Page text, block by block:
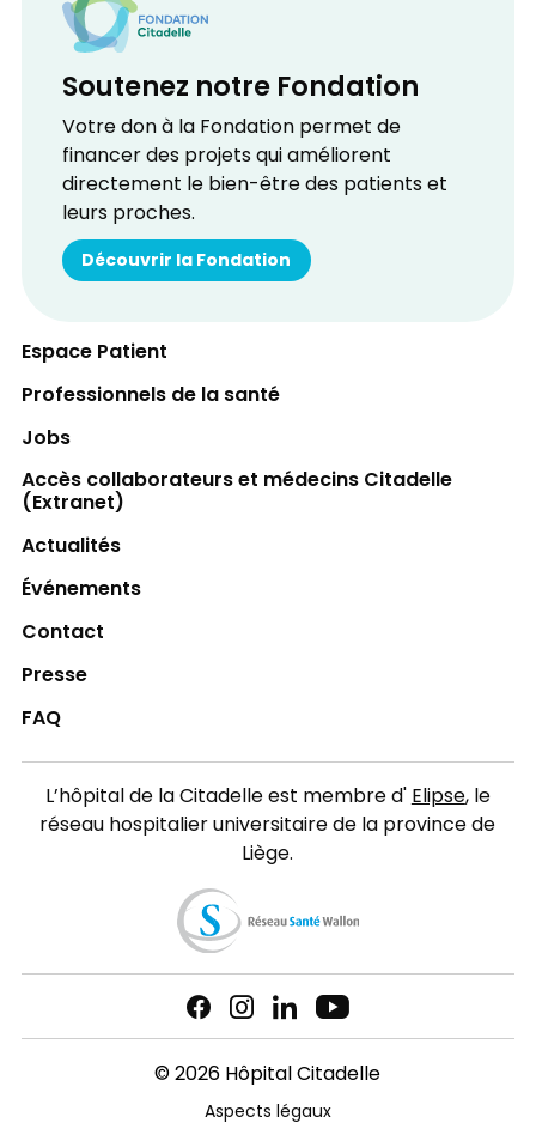
Soutenez notre Fondation
Votre don à la Fondation permet de
financer des projets qui améliorent
directement le bien-être des patients et
leurs proches.
Découvrir la Fondation
Espace Patient
Professionnels de la santé
Jobs
Accès collaborateurs et médecins Citadelle
(Extranet)
Actualités
Événements
Contact
Presse
FAQ
L’hôpital de la Citadelle est membre d'Elipse, le
réseau hospitalier universitaire de la province de
Liège.
© 2026 Hôpital Citadelle
Aspects légaux